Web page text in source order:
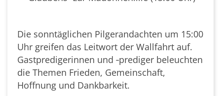
Die sonntäglichen Pilgerandachten um 15:00
Uhr greifen das Leitwort der Wallfahrt auf.
Gastpredigerinnen und ‑prediger beleuchten
die Themen Frieden, Gemeinschaft,
Hoffnung und Dankbarkeit.